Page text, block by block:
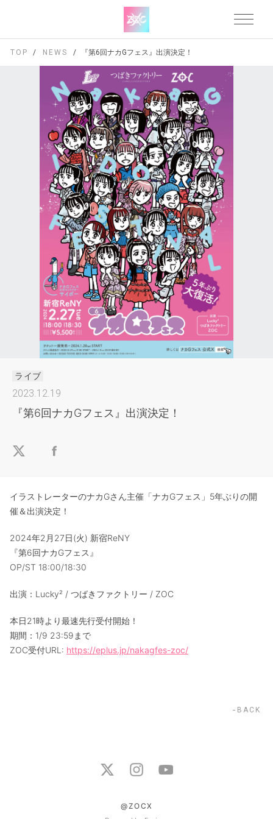
TOP NEWS 『第6回ナカGフェス』出演決定！
ライブ
2023.12.19
『第6回ナカGフェス』出演決定！
イラストレーターのナカGさん主催「ナカGフェス」5年ぶりの開
催＆出演決定！
2024年2月27日(火) 新宿ReNY
『第6回ナカGフェス』
OP/ST 18:00/18:30
出演：Lucky² / つばきファクトリー / ZOC
本日21時より最速先行受付開始！
期間：1/9 23:59まで
ZOC受付URL: https://eplus.jp/nakagfes-zoc/
BACK
@ZOCX